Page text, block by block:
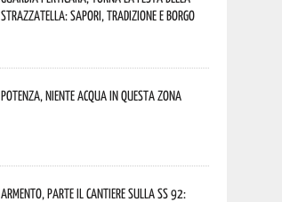
Strazzatella: sapori, tradizione e borgo
Potenza, niente acqua in questa zona
Armento, parte il cantiere sulla SS 92: